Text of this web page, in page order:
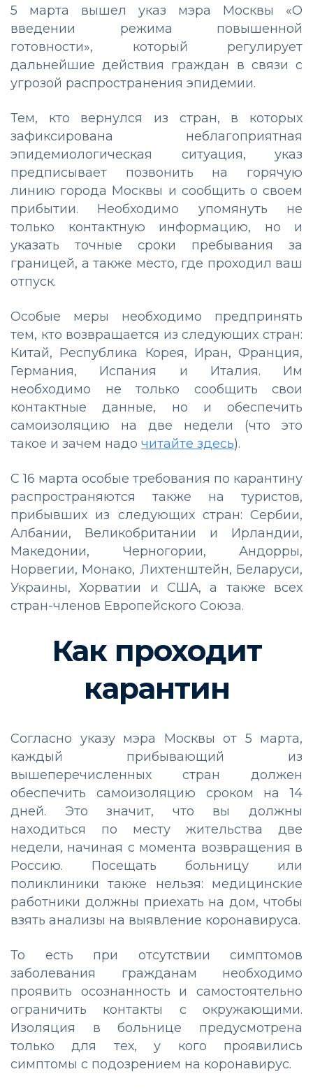
5 марта вышел указ мэра Москвы «О
введении режима повышенной
готовности», который регулирует
дальнейшие действия граждан в связи с
угрозой распространения эпидемии.
Тем, кто вернулся из стран, в которых
зафиксирована неблагоприятная
эпидемиологическая ситуация, указ
предписывает позвонить на горячую
линию города Москвы и сообщить о своем
прибытии. Необходимо упомянуть не
только контактную информацию, но и
указать точные сроки пребывания за
границей, а также место, где проходил ваш
отпуск.
Особые меры необходимо предпринять
тем, кто возвращается из следующих стран:
Китай, Республика Корея, Иран, Франция,
Германия, Испания и Италия. Им
необходимо не только сообщить свои
контактные данные, но и обеспечить
самоизоляцию на две недели (что это
такое и зачем надо читайте здесь).
С 16 марта особые требования по карантину
распространяются также на туристов,
прибывших из следующих стран: Сербии,
Албании, Великобритании и Ирландии,
Македонии, Черногории, Андорры,
Норвегии, Монако, Лихтенштейн, Беларуси,
Украины, Хорватии и США, а также всех
стран-членов Европейского Союза.
Как проходит
карантин
Согласно указу мэра Москвы от 5 марта,
каждый прибывающий из
вышеперечисленных стран должен
обеспечить самоизоляцию сроком на 14
дней. Это значит, что вы должны
находиться по месту жительства две
недели, начиная с момента возвращения в
Россию. Посещать больницу или
поликлиники также нельзя: медицинские
работники должны приехать на дом, чтобы
взять анализы на выявление коронавируса.
То есть при отсутствии симптомов
заболевания гражданам необходимо
проявить осознанность и самостоятельно
ограничить контакты с окружающими.
Изоляция в больнице предусмотрена
только для тех, у кого проявились
симптомы с подозрением на коронавирус.